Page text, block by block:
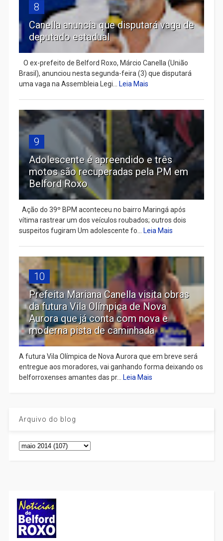
8
Canella anuncia que disputará vaga de
deputado estadual
​ O ex-prefeito de Belford Roxo, Márcio Canella (União
Brasil), anunciou nesta segunda-feira (3) que disputará
uma vaga na Assembleia Legi...
Leia Mais
9
Adolescente é apreendido e três
motos são recuperadas pela PM em
Belford Roxo
Ação do 39º BPM aconteceu no bairro Maringá após
vítima rastrear um dos veículos roubados; outros dois
suspeitos fugiram Um adolescente fo...
Leia Mais
10
Prefeita Mariana Canella visita obras
da futura Vila Olímpica de Nova
Aurora que já conta com nova e
moderna pista de caminhada
A futura Vila Olímpica de Nova Aurora que em breve será
entregue aos moradores, vai ganhando forma deixando os
belforroxenses amantes das pr...
Leia Mais
Arquivo do blog